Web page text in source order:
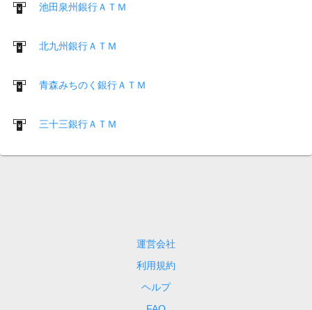
池田泉州銀行ＡＴＭ
北九州銀行ＡＴＭ
青森みちのく銀行ＡＴＭ
三十三銀行ＡＴＭ
運営会社
利用規約
ヘルプ